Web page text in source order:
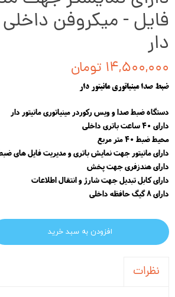
فایل - میکروفن
دار
۱۴,۵۰۰,۰۰۰ تومان
ضبط صدا مینیاتوری مانیتور دار
دستگاه ضبط صدا و ویس رکوردر مینیاتوری مانیتور دار
دارای 40 ساعت باتری داخلی
محیط ضبط 40 متر مربع
دارای مانیتور جهت نمایش باتری و مدیریت فایل های
دارای هندزفری جهت پخش
دارای کابل تبدیل جهت شارژ و انتقال اطلاعات
دارای 8 گیگ حافظه داخلی
افزودن به سبد خرید
نظرات